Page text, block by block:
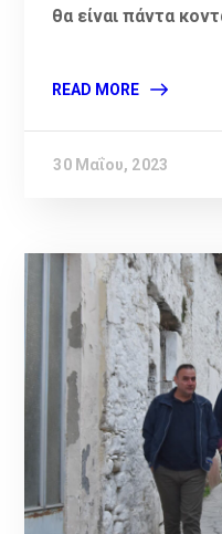
θα είναι πάντα
READ MORE
30 Μαΐου, 2023